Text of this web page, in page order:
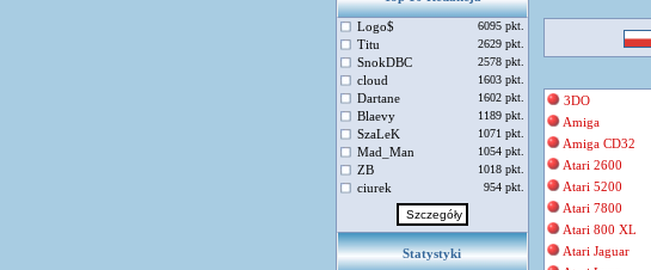
Logo$ 6095 pkt.
Titu 2629 pkt.
SnokDBC 2578 pkt.
cloud 1603 pkt.
Dartane 1602 pkt.
Blaevy 1189 pkt.
SzaLeK 1071 pkt.
Mad_Man 1054 pkt.
ZB 1018 pkt.
ciurek 954 pkt.
Statystyki
3DO
Amiga
Amiga CD32
Atari 2600
Atari 5200
Atari 7800
Atari 800 XL
Atari Jaguar